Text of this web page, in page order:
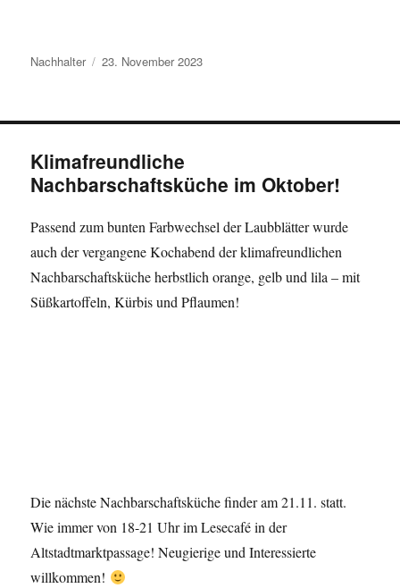
Autor
Nachhalter
Veröffentlicht
23. November 2023
Klimafreundliche
Nachbarschaftsküche im Oktober!
Passend zum bunten Farbwechsel der Laubblätter wurde
auch der vergangene Kochabend der klimafreundlichen
Nachbarschaftsküche herbstlich orange, gelb und lila – mit
Süßkartoffeln, Kürbis und Pflaumen!
Die nächste Nachbarschaftsküche finder am 21.11. statt.
Wie immer von 18-21 Uhr im Lesecafé in der
Altstadtmarktpassage! Neugierige und Interessierte
willkommen!